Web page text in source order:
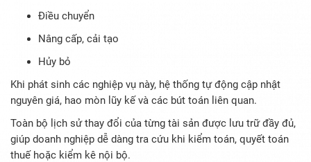
Điều chuyển
Nâng cấp, cải tạo
Hủy bỏ
Khi phát sinh các nghiệp vụ này, hệ thống tự động cập nhật
nguyên giá, hao mòn lũy kế và các bút toán liên quan.
Toàn bộ lịch sử thay đổi của từng tài sản được lưu trữ đầy đủ,
giúp doanh nghiệp dễ dàng tra cứu khi kiểm toán, quyết toán
thuế hoặc kiểm kê nội bộ.